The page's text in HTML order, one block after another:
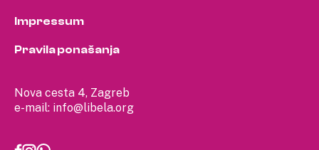
Nova cesta 4, Zagreb
e-mail: info@libela.org
Impressum
Pravila ponašanja